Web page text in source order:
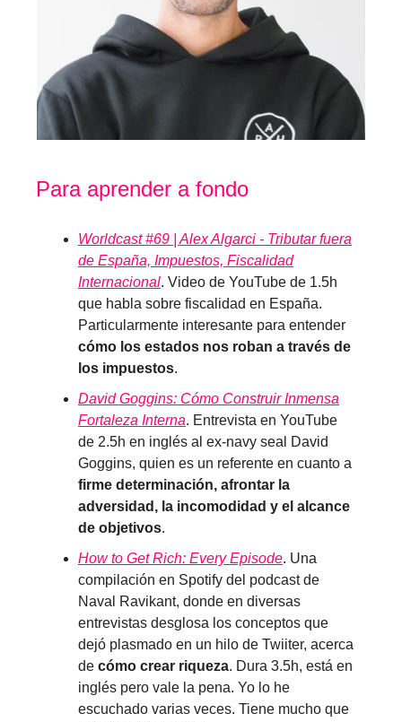
Para aprender a fondo
Worldcast #69 | Alex Algarci - Tributar fuera
de España, Impuestos, Fiscalidad
Internacional. Video de YouTube de 1.5h
que habla sobre fiscalidad en España.
Particularmente interesante para entender
cómo los estados nos roban a través de
los impuestos.
David Goggins: Cómo Construir Inmensa
Fortaleza Interna. Entrevista en YouTube
de 2.5h en inglés al ex-navy seal David
Goggins, quien es un referente en cuanto a
firme determinación, afrontar la
adversidad, la incomodidad y el alcance
de objetivos.
How to Get Rich: Every Episode. Una
compilación en Spotify del podcast de
Naval Ravikant, donde en diversas
entrevistas desglosa los conceptos que
dejó plasmado en un hilo de Twiiter, acerca
de cómo crear riqueza. Dura 3.5h, está en
inglés pero vale la pena. Yo lo he
escuchado varias veces. Tiene mucho que